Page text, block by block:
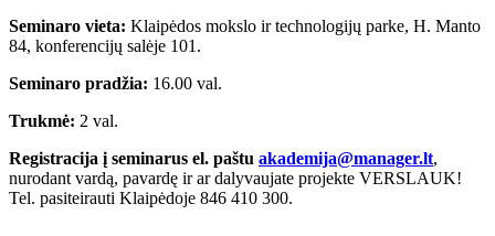
Seminaro vieta: Klaipėdos mokslo ir technologijų parke, H. Manto
84, konferencijų salėje 101.
Seminaro pradžia: 16.00 val.
Trukmė: 2 val.
Registracija į seminarus el. paštu akademija@manager.lt,
nurodant vardą, pavardę ir ar dalyvaujate projekte VERSLAUK!
Tel. pasiteirauti Klaipėdoje 846 410 300.